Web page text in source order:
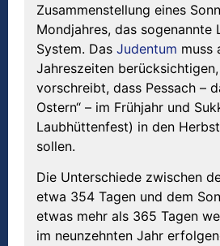
Zusammenstellung eines
Mondjahres, das sogenannte
System. Das Judentum muss
Jahreszeiten
vorschreibt, dass Pessach –
Ostern“ – im Frühjahr und
Laubhüttenfest) in den
sollen.
Die Unterschiede zwischen
etwa 354 Tagen und dem
etwas mehr als 365 Tagen
im neunzehnten Jahr